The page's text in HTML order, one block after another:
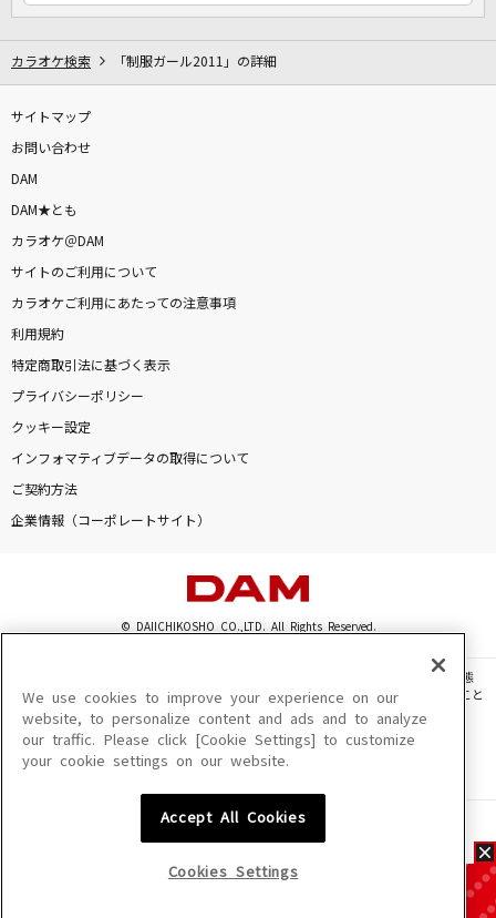
カラオケをもっと楽しもう！
カラオケ検索 「制服ガール2011」の詳細
サイトマップ
お問い合わせ
DAM
DAM★とも
カラオケ＠DAM
サイトのご利用について
カラオケご利用にあたっての注意事項
利用規約
特定商取引法に基づく表示
プライバシーポリシー
クッキー設定
インフォマティブデータの取得について
ご契約方法
企業情報（コーポレートサイト）
© DAIICHIKOSHO CO.,LTD. All Rights Reserved.
このサイトに掲載されている一切の文章・画像・写真・動画・音声等を、手段や形態
を問わず、著作権法の定める範囲を超えて無断で複製、転載、ファイル化などすること
を禁じます。
楽曲及びコンテンツは、機種によりご利用いただけない場合があります。
楽曲及びコンテンツの配信日、配信内容が変更になる場合があります。
We use cookies to improve your experience on our
website, to personalize content and ads and to analyze
our traffic. Please click [Cookie Settings] to customize
your cookie settings on our website.
Accept All Cookies
Cookies Settings